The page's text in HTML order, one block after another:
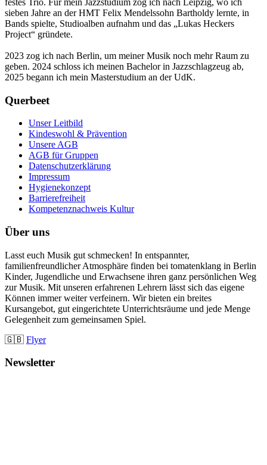
sieben Jahre an der HMT Felix Mendelssohn Bartholdy lernte, in
Bands spielte, Studioalben aufnahm und das „Lukas Heckers
Project“ gründete.
2023 zog ich nach Berlin, um meiner Musik noch mehr Raum zu
geben. 2024 schloss ich meinen Bachelor in Jazzschlagzeug ab,
2025 begann ich mein Masterstudium an der UdK.
Querbeet
Unser Leitbild
Kindeswohl & Prävention
Unsere AGB
AGB für Gruppen
Datenschutzerklärung
Impressum
Hygienekonzept
Barrierefreiheit
Kompetenznachweis Kultur
Über uns
Lasst euch Musik gut schmecken! In entspannter,
familienfreundlicher Atmosphäre finden bei tomatenklang in Berlin
Kinder, Jugendliche und Erwachsene ihren ganz persönlichen Weg
zur Musik. Mit unseren erfahrenen Lehrern lässt sich das eigene
Können immer weiter verfeinern. Wir bieten ein breites
Kursangebot, gut eingerichtete Unterrichtsräume und jede Menge
Gelegenheit zum gemeinsamen Spiel.
🇬🇧 Flyer
Newsletter